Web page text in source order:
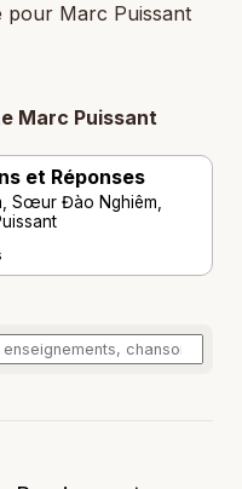
pour Marc Puissant
Marc Puissant
et Réponses
Sœur Đào Nghiêm,